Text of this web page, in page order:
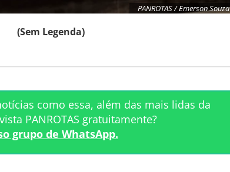
PANROTAS / Emerson Souza
(Sem Legenda)
como essa, além das mais lidas da
PANROTAS gratuitamente?
grupo de WhatsApp.